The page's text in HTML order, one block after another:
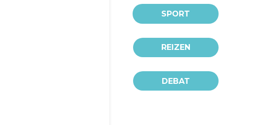
SPORT
REIZEN
DEBAT